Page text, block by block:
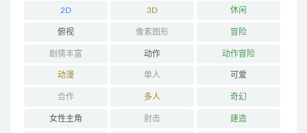
2D 3D 休闲
俯视 像素图形 冒险
剧情丰富 动作 动作冒险
动漫 单人 可爱
合作 多人 奇幻
女性主角 射击 建造